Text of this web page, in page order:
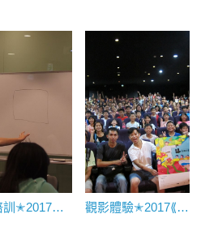
教師培訓✭2017中等學校教師共學社群——影像基礎 觀影體驗✭2017⟪我和我的冠軍女兒⟫映後座談｜北成國小、利澤國小